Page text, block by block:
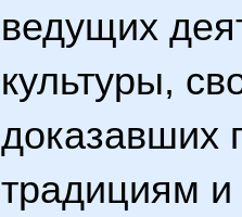
ведущих
культуры,
доказавших
традициям